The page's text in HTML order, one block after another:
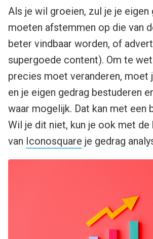
Als je wil groeien, zul je je eigen
moeten afstemmen op die van
beter vindbaar worden, of
supergoede content). Om te
precies moet veranderen, moet
en je eigen gedrag bestuderen
waar mogelijk. Dat kan met een
Wil je dit niet, kun je ook met
van Iconosquare je gedrag